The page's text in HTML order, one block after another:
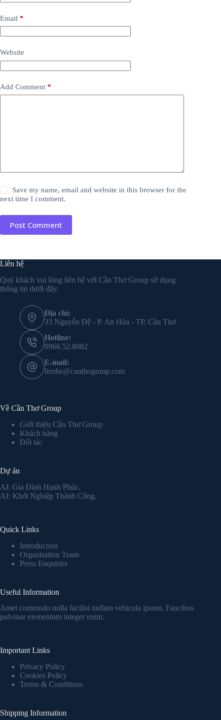
Email *
Website
Add Comment *
Save my name, email and website in this browser for the
next time I comment.
Post Comment
Liên hệ
Quý khách vui lòng liên hệ với Cần Thơ Group sử dụng
thông tin dưới đây.
Địa chỉ:
33 Nguyễn Đệ - P. An Hòa - TP. Cần Thơ
Hotline:
0966.52.8082
E-mail:
lienhe@canthogroup.com
Về Cần Thơ Group
Giới thiệu Cần Thơ Group
Khách hàng
Đối tác
Dự án
AI: Gia Đình Hạnh Phúc.
AI: Khởi Nghiệp Thành Công.
Quick Links
Introduction
Organisation Team
Press Enquiries
Useful Information
Amet commodo nulla facilisi nullam vehicula ipsum. Faucibus
pulvinar elementum integer enim.
Important Links
Privacy Policy
Cookies Policy
Terms & Conditions
Shipping Information